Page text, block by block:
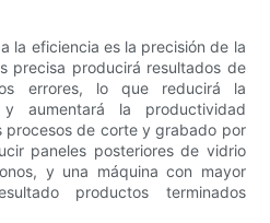
la eficiencia es la precisión de la
precisa producirá resultados de
errores, lo que reducirá la
aumentará la productividad
procesos de corte y grabado por
paneles posteriores de vidrio
y una máquina con mayor
productos terminados